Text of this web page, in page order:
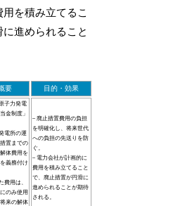
を積み立てるこ
進められること
要 目的・効果
子力発電
金制度」
電所の運
置までの
体費用を
義務付け
費用は、
のみ使用
来の解体
– 廃止措置費用の負担
を明確化し、将来世代
への負担の先送りを防
ぐ。
– 電力会社が計画的に
費用を積み立てること
で、廃止措置が円滑に
進められることが期待
される。